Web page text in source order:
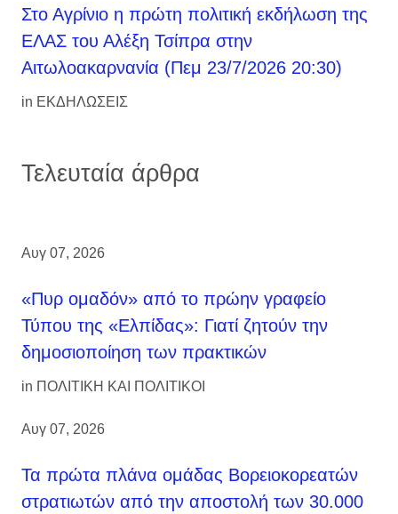
Στο Αγρίνιο η πρώτη πολιτική εκδήλωση της
ΕΛΑΣ του Αλέξη Τσίπρα στην
Αιτωλοακαρνανία (Πεμ 23/7/2026 20:30)
in ΕΚΔΗΛΩΣΕΙΣ
Τελευταία άρθρα
Αυγ 07, 2026
«Πυρ ομαδόν» από το πρώην γραφείο
Τύπου της «Ελπίδας»: Γιατί ζητούν την
δημοσιοποίηση των πρακτικών
in ΠΟΛΙΤΙΚΗ ΚΑΙ ΠΟΛΙΤΙΚΟΙ
Αυγ 07, 2026
Τα πρώτα πλάνα ομάδας Βορειοκορεατών
στρατιωτών από την αποστολή των 30.000